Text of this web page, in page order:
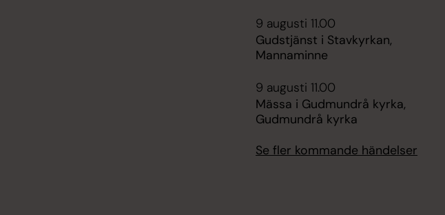
9 augusti 11.00
Gudstjänst i Stavkyrkan,
Mannaminne
9 augusti 11.00
Mässa i Gudmundrå kyrka,
Gudmundrå kyrka
Se fler kommande händelser